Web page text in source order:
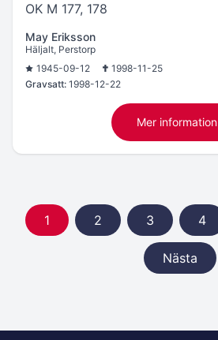
OK M 177, 178
May Eriksson
Häljalt, Perstorp
1945-09-12
1998-11-25
Gravsatt: 1998-12-22
Mer information
1 2 3 4
Nästa